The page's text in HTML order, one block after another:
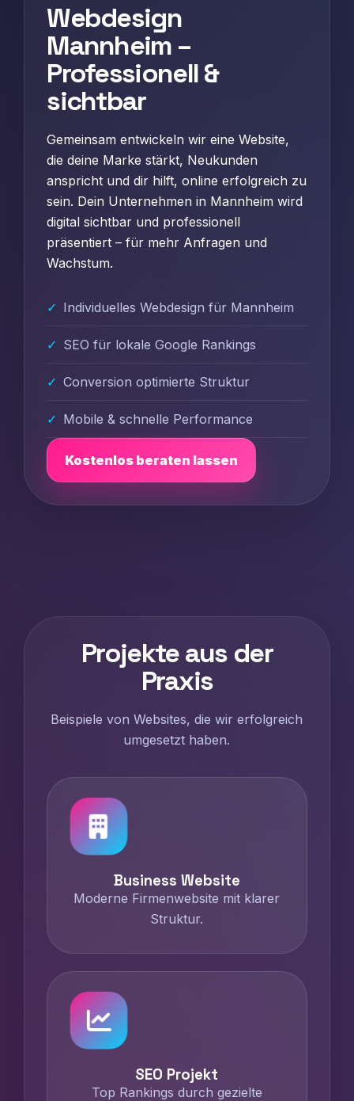
Webdesign
Mannheim –
Professionell &
sichtbar
Gemeinsam entwickeln wir eine Website,
die deine Marke stärkt, Neukunden
anspricht und dir hilft, online erfolgreich zu
sein. Dein Unternehmen in Mannheim wird
digital sichtbar und professionell
präsentiert – für mehr Anfragen und
Wachstum.
Individuelles Webdesign für Mannheim
SEO für lokale Google Rankings
Conversion optimierte Struktur
Mobile & schnelle Performance
Kostenlos beraten lassen
Projekte aus der
Praxis
Beispiele von Websites, die wir erfolgreich
umgesetzt haben.
Business Website
Moderne Firmenwebsite mit klarer
Struktur.
SEO Projekt
Top Rankings durch gezielte